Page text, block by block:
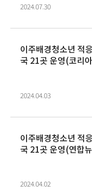
2024.07.30
이주배경청소년 적
국 21곳 운영(코리
2024.04.03
이주배경청소년 적
국 21곳 운영(연합
2024.04.02